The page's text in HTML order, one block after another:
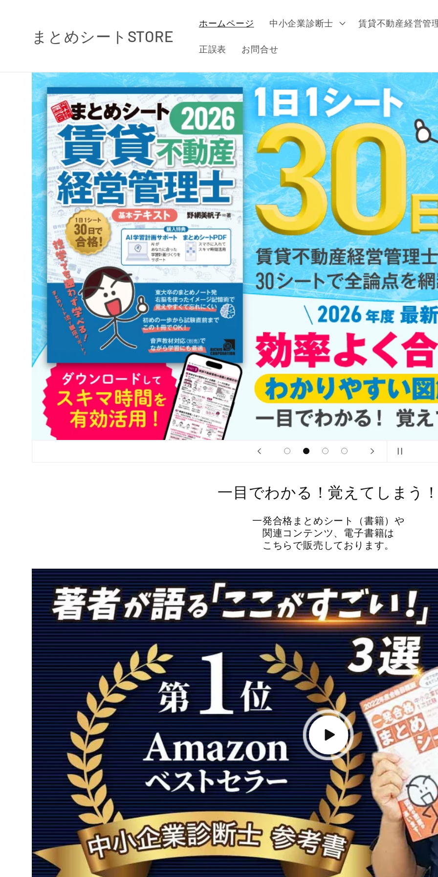
まとめシートSTORE
ホームページ 中小企業診断士 賃貸不動産経営管
正誤表 お問合せ
一目でわかる！覚えてしまう
一発合格まとめシート（書籍）や
関連コンテンツ、電子書籍は
こちらで販売しております。